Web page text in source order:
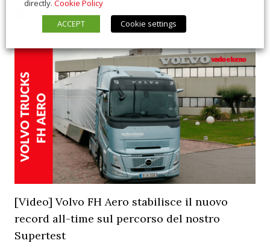
01/08/2025 Prove ,Video
[Video] Volvo FH Aero stabilisce il nuovo
record all-time sul percorso del nostro
Supertest
directly. Cookie Policy
ACCEPT
Cookie settings